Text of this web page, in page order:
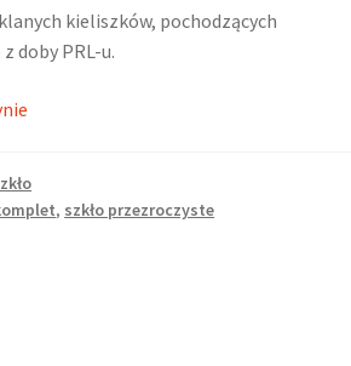
kieliszków, pochodzących
doby PRL-u.
, szkło przezroczyste